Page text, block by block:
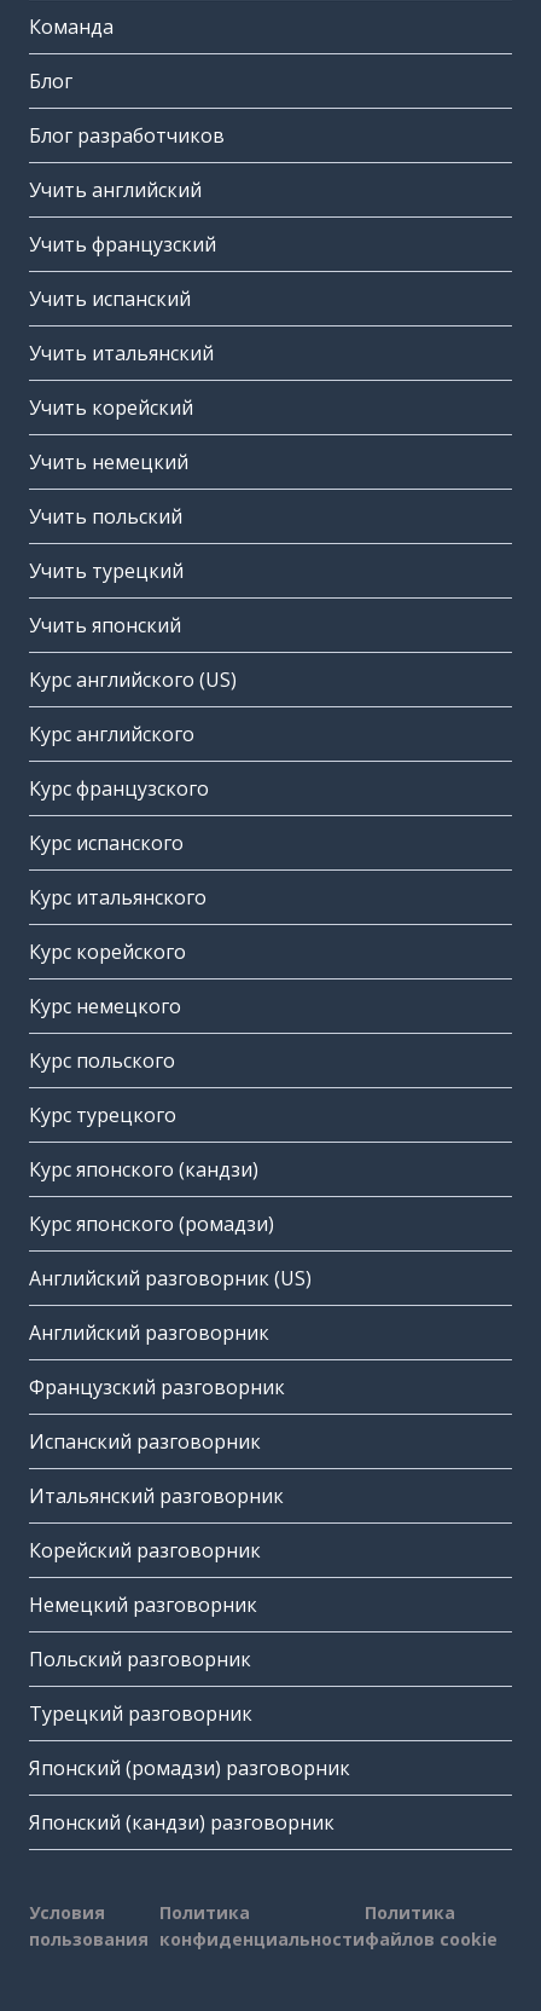
Команда
Блог
Блог разработчиков
Учить английский
Учить французский
Учить испанский
Учить итальянский
Учить корейский
Учить немецкий
Учить польский
Учить турецкий
Учить японский
Курс английского (US)
Курс английского
Курс французского
Курс испанского
Курс итальянского
Курс корейского
Курс немецкого
Курс польского
Курс турецкого
Курс японского (кандзи)
Курс японского (ромадзи)
Английский разговорник (US)
Английский разговорник
Французский разговорник
Испанский разговорник
Итальянский разговорник
Корейский разговорник
Немецкий разговорник
Польский разговорник
Турецкий разговорник
Японский (ромадзи) разговорник
Японский (кандзи) разговорник
Условия
пользования
Политика
конфиденциальности
Политика
файлов cookie